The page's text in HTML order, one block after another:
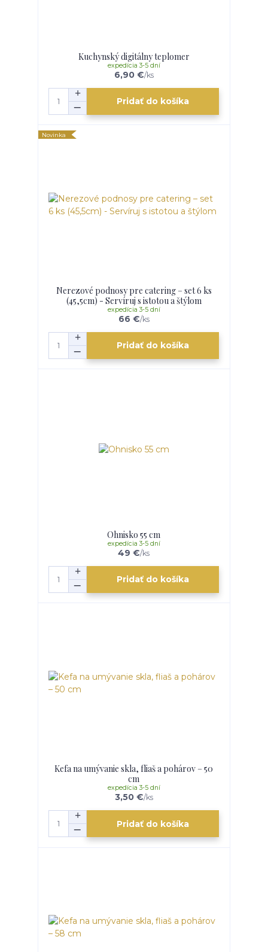
Kuchynský digitálny teplomer
6,90 €/ks
expedícia 3-5 dní
Pridať do košíka
Novinka
Nerezové podnosy pre catering – set 6 ks
(45,5cm) - Servíruj s istotou a štýlom
66 €/ks
expedícia 3-5 dní
Pridať do košíka
Ohnisko 55 cm
49 €/ks
expedícia 3-5 dní
Pridať do košíka
Kefa na umývanie skla, fliaš a pohárov – 50
cm
3,50 €/ks
expedícia 3-5 dní
Pridať do košíka